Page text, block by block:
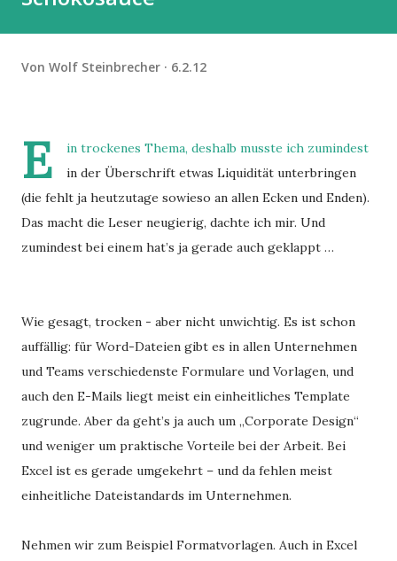
Von Wolf Steinbrecher 6.2.12
E
in trockenes Thema, deshalb musste ich zumindest
in der Überschrift etwas Liquidität unterbringen
(die fehlt ja heutzutage sowieso an allen Ecken und Enden).
Das macht die Leser neugierig, dachte ich mir. Und
zumindest bei einem hat’s ja gerade auch geklappt …
Wie gesagt, trocken - aber nicht unwichtig. Es ist schon
auffällig: für Word-Dateien gibt es in allen Unternehmen
und Teams verschiedenste Formulare und Vorlagen, und
auch den E-Mails liegt meist ein einheitliches Template
zugrunde. Aber da geht’s ja auch um „Corporate Design“
und weniger um praktische Vorteile bei der Arbeit. Bei
Excel ist es gerade umgekehrt – und da fehlen meist
einheitliche Dateistandards im Unternehmen.
Nehmen wir zum Beispiel Formatvorlagen. Auch in Excel